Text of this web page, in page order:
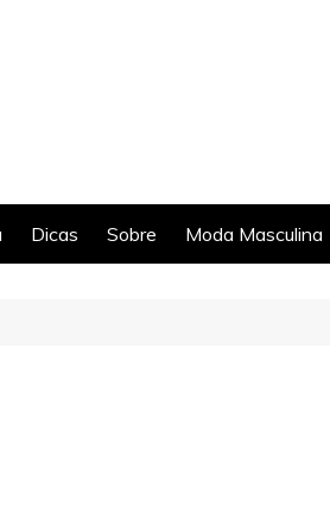
Dicas Sobre Moda Masculina